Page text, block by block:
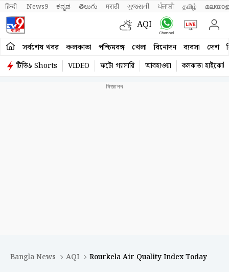
हिन्दी News9 ಕನ್ನಡ తెలుగు मराठी ગુજરાતી ਪੰਜਾਬੀ தமிழ்
AQI
সর্বশেষ খবর কলকাতা পশ্চিমবঙ্গ খেলা বিনোদন ব্যবসা দেশ
টিভি৯ Shorts VIDEO ফটো গ্যালারি আবহাওয়া কলকাতা হাইকোর্ট
Bangla News AQI Rourkela Air Quality Index Today